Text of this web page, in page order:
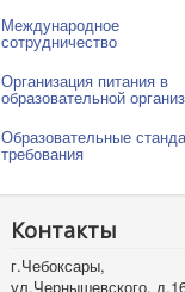
Международное
сотрудничество
Организация питания в
образовательной
Образовательные
требования
Контакты
г.Чебоксары,
ул.Чернышевского,